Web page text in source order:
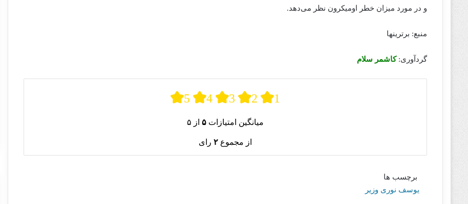
و در مورد میزان خطر اومیکرون نظر می‌دهد.
منبع: برترینها
گردآوری:کاشمر سلام
5 4 3 2 1
میانگین امتیازات ۵ از ۵
از مجموع ۲ رای
برچسب ها
یوسف نوری وزیر